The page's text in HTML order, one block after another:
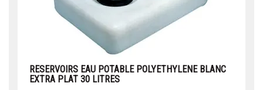
RESERVOIRS EAU POTABLE POLYETHYLENE BLANC
EXTRA PLAT 30 LITRES